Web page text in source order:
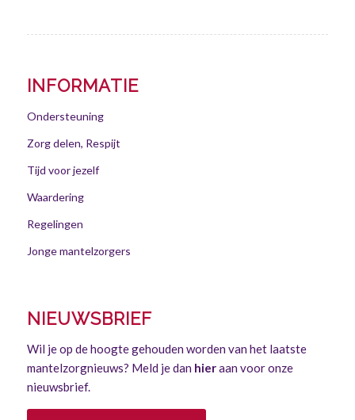
INFORMATIE
Ondersteuning
Zorg delen, Respijt
Tijd voor jezelf
Waardering
Regelingen
Jonge mantelzorgers
NIEUWSBRIEF
Wil je op de hoogte gehouden worden van het laatste
mantelzorgnieuws? Meld je dan hieraan voor onze
nieuwsbrief.